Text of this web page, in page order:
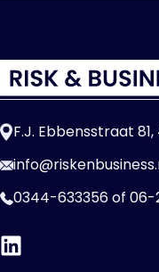
F.J. Ebbensstraat
0344-633356of 06-